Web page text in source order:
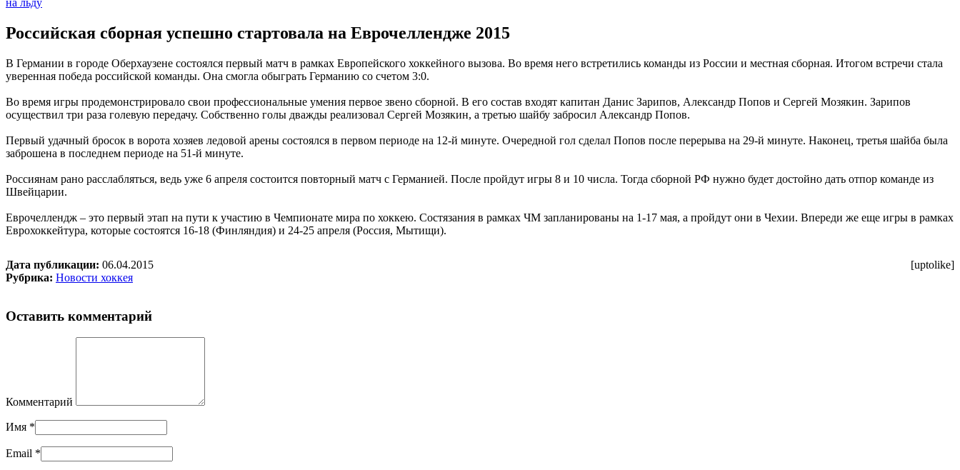
Российская сборная успешно стартовала на Еврочеллендже 2015
В Германии в городе Оберхаузене состоялся первый матч в рамках Европейского хоккейного вызова. Во время него встретились команды из России и местная сборная. Итогом встречи стала
уверенная победа российской команды. Она смогла обыграть Германию со счетом 3:0.
Во время игры продемонстрировало свои профессиональные умения первое звено сборной. В его состав входят капитан Данис Зарипов, Александр Попов и Сергей Мозякин. Зарипов
осуществил три раза голевую передачу. Собственно голы дважды реализовал Сергей Мозякин, а третью шайбу забросил Александр Попов.
Первый удачный бросок в ворота хозяев ледовой арены состоялся в первом периоде на 12-й минуте. Очередной гол сделал Попов после перерыва на 29-й минуте. Наконец, третья шайба была
заброшена в последнем периоде на 51-й минуте.
Россиянам рано расслабляться, ведь уже 6 апреля состоится повторный матч с Германией. После пройдут игры 8 и 10 числа. Тогда сборной РФ нужно будет достойно дать отпор команде из
Швейцарии.
Еврочеллендж – это первый этап на пути к участию в Чемпионате мира по хоккею. Состязания в рамках ЧМ запланированы на 1-17 мая, а пройдут они в Чехии. Впереди же еще игры в рамках
Еврохоккейтура, которые состоятся 16-18 (Финляндия) и 24-25 апреля (Россия, Мытищи).
Дата публикации: 06.04.2015
Рубрика: Новости хоккея
[uptolike]
Оставить комментарий
Комментарий
Имя *
Email *